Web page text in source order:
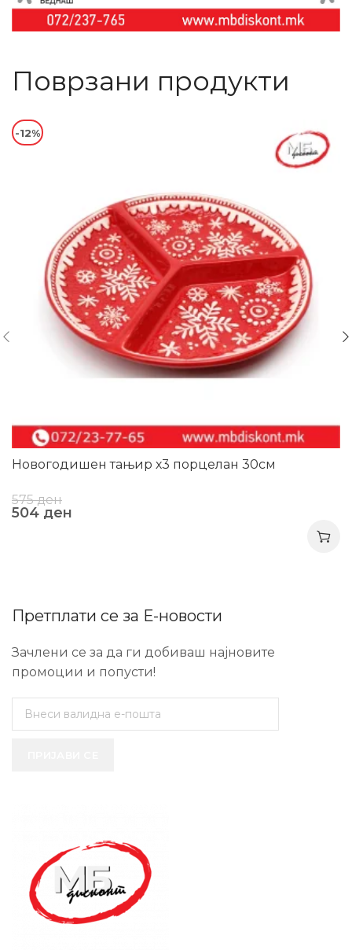
Поврзани продукти
-12%
Новогодишен тањир х3 порцелан 30см
575ден
504 ден
Претплати се за Е-новости
Зачлени се за да ги добиваш најновите
промоции и попусти!